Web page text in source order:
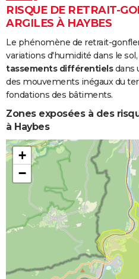
RISQUE DE RETRAIT-
ARGILES À HAYBES
Le phénomène de retrait-
variations d'humidité dans le
tassements différentielsdans
des mouvements inégaux du
fondations des bâtiments.
Zones exposées à des
à Haybes
+
−